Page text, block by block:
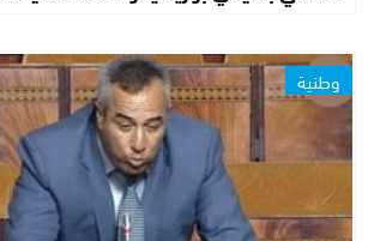
وطنية